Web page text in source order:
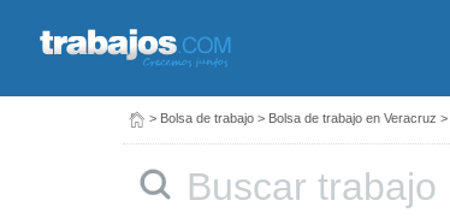
> Bolsa de trabajo > Bolsa de trabajo en Veracruz >